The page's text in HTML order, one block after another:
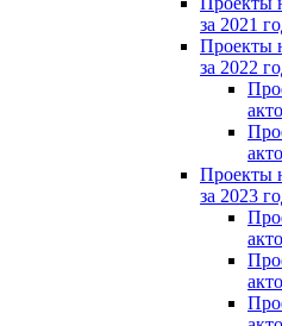
за 2021
Проекты
за 2022
Проекты
за 2023